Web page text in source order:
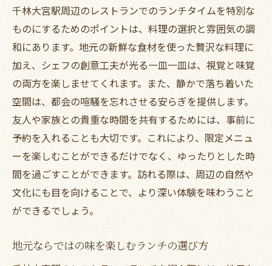
穏やかな雰囲気で味わう贅沢な料理
特別な時間を演出するための工夫
静かな場所でのランチがもたらす効果
千林大宮駅で過ごす至福のランチタイム
千林大宮駅周辺のレストランでのランチタイムを特別な
ものにするためのポイントは、料理の選択と雰囲気の調
和にあります。地元の新鮮な食材を使った贅沢な料理に
加え、シェフの創意工夫が光る一皿一皿は、視覚と味覚
の両方を楽しませてくれます。また、静かで落ち着いた
空間は、都会の喧騒を忘れさせる安らぎを提供します。
友人や家族との貴重な時間を共有するためには、事前に
予約を入れることも大切です。これにより、限定メニュ
ーを楽しむことができるだけでなく、ゆったりとした時
間を過ごすことができます。訪れる際は、周辺の自然や
文化にも目を向けることで、より深い体験を味わうこと
ができるでしょう。
地元ならではの味を楽しむランチの選び方